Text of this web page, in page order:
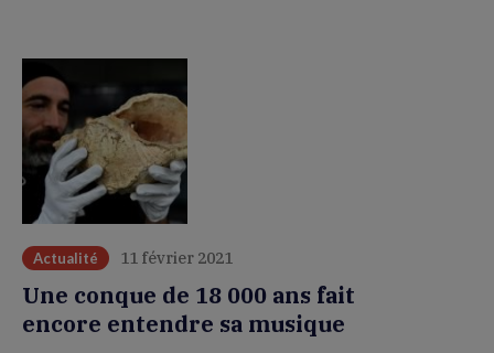
Actualité 11 février 2021
Une conque de 18 000 ans fait
encore entendre sa musique